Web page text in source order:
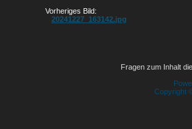
Vorheriges Bild:
20241227_163142.jpg
Fragen zum Inhalt
Copyright